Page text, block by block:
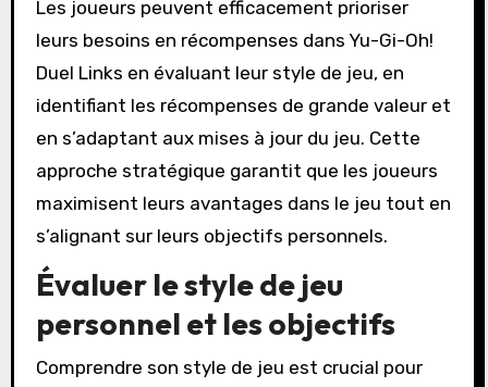
Les joueurs peuvent efficacement prioriser
leurs besoins en récompenses dans Yu-Gi-Oh!
Duel Links en évaluant leur style de jeu, en
identifiant les récompenses de grande valeur et
en s’adaptant aux mises à jour du jeu. Cette
approche stratégique garantit que les joueurs
maximisent leurs avantages dans le jeu tout en
s’alignant sur leurs objectifs personnels.
Évaluer le style de jeu
personnel et les objectifs
Comprendre son style de jeu est crucial pour